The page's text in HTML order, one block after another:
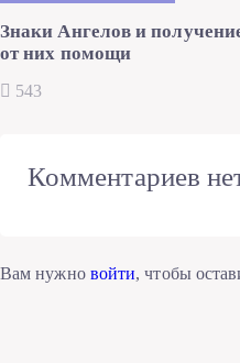
Знаки Ангелов и
от них помощи
543
Комментариев
Вам нужно войти, чтобы